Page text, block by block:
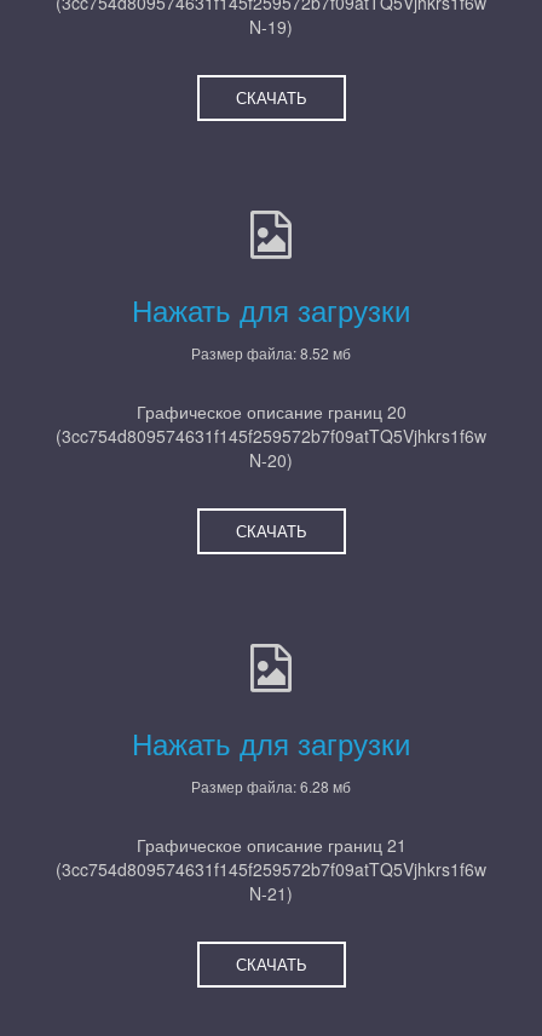
N-19)
СКАЧАТЬ
Нажать для загрузки
Размер файла: 8.52 мб
Графическое описание границ 20
(3cc754d809574631f145f259572b7f09atTQ5Vjhkrs1f6w
N-20)
СКАЧАТЬ
Нажать для загрузки
Размер файла: 6.28 мб
Графическое описание границ 21
(3cc754d809574631f145f259572b7f09atTQ5Vjhkrs1f6w
N-21)
СКАЧАТЬ